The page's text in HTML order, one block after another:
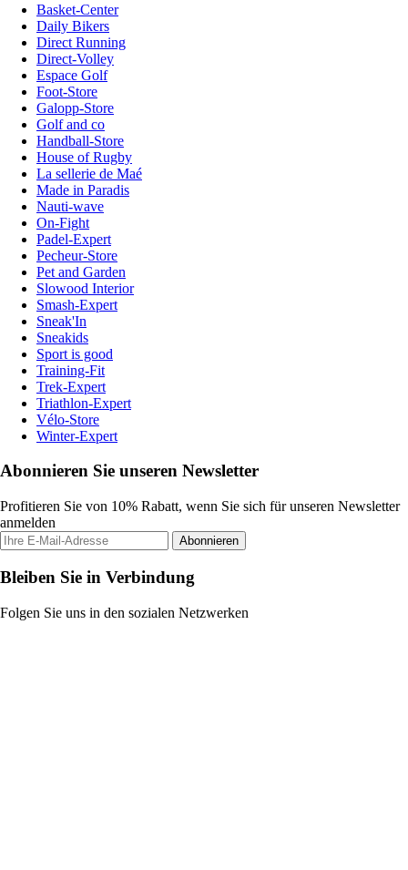
Basket-Center
Daily Bikers
Direct Running
Direct-Volley
Espace Golf
Foot-Store
Galopp-Store
Golf and co
Handball-Store
House of Rugby
La sellerie de Maé
Made in Paradis
Nauti-wave
On-Fight
Padel-Expert
Pecheur-Store
Pet and Garden
Slowood Interior
Smash-Expert
Sneak'In
Sneakids
Sport is good
Training-Fit
Trek-Expert
Triathlon-Expert
Vélo-Store
Winter-Expert
Abonnieren Sie unseren Newsletter
Profitieren Sie von 10% Rabatt, wenn Sie sich für unseren Newsletter
anmelden
Abonnieren
Bleiben Sie in Verbindung
Folgen Sie uns in den sozialen Netzwerken